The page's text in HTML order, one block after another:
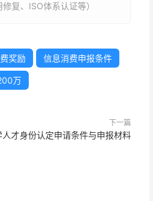
复、ISO体系认证等）
奖励 信息消费申报条件
万
下一篇
才身份认定申请条件与申报材料